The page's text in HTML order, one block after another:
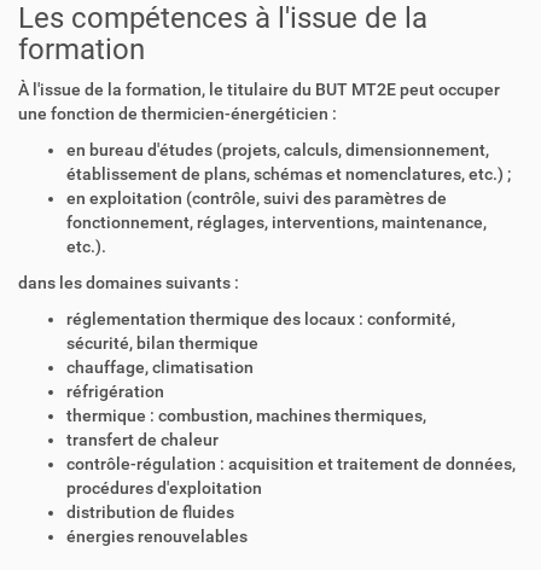
Les compétences à l'issue de la
formation
À l'issue de la formation, le titulaire du BUT MT2E peut occuper
une fonction de thermicien-énergéticien :
en bureau d'études (projets, calculs, dimensionnement,
établissement de plans, schémas et nomenclatures, etc.) ;
en exploitation (contrôle, suivi des paramètres de
fonctionnement, réglages, interventions, maintenance,
etc.).
dans les domaines suivants :
réglementation thermique des locaux : conformité,
sécurité, bilan thermique
chauffage, climatisation
réfrigération
thermique : combustion, machines thermiques,
transfert de chaleur
contrôle-régulation : acquisition et traitement de données,
procédures d'exploitation
distribution de fluides
énergies renouvelables